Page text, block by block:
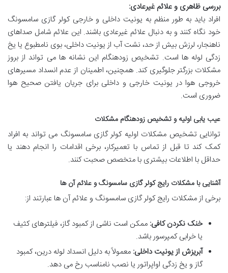
بررسی ظاهری و علائم غیرعادی:
افراد باید به طور منظم به یونیت داخلی و خارجی کولر گازی سامسونگ
خود نگاه کنند و به دنبال علائم غیرعادی باشند. این علائم شامل صداهای
ناهنجار، لرزش بیش از حد، نشت آب از یونیت داخلی، بوی نامطبوع یا یخ
زدگی لوله ها است. تشخیص زودهنگام این نشانه ها می تواند از بروز
مشکلات بزرگتر جلوگیری کند. همچنین، اطمینان از عدم انسداد مسیرهای
خروجی هوا در یونیت خارجی و داخلی برای جریان یافتن صحیح هوا
ضروری است.
عیب یابی اولیه و تشخیص زودهنگام مشکلات
توانایی تشخیص مشکلات اولیه کولر گازی سامسونگ می تواند به افراد
کمک کند تا قبل از تماس با تعمیرکار، برخی اقدامات را انجام دهند یا
حداقل با اطلاعات بیشتری با متخصص صحبت کنند.
آشنایی با مشکلات رایج کولر گازی سامسونگ و علائم آن ها
برخی از مشکلات رایج کولر گازی سامسونگ و علائم آن ها عبارتند از:
خنک نکردن کافی: ممکن است ناشی از کمبود گاز، فیلترهای کثیف
یا خرابی کمپرسور باشد.
آبریزش از یونیت داخلی: معمولاً به دلیل انسداد لوله درین، کمبود
گاز و یخ زدگی اواپراتور یا نصب نامناسب رخ می دهد.